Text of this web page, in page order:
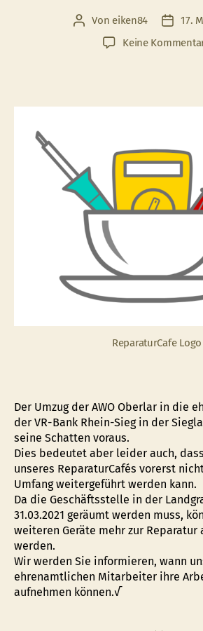
Beitragsautor
Von eiken84
17.
Keine
ReparaturCafe Logo
Der Umzug der AWO Oberlar in die
der VR-Bank Rhein-Sieg in der
seine Schatten voraus.
Dies bedeutet aber leider auch,
unseres ReparaturCafés vorerst
Umfang weitergeführt werden kann.
Da die Geschäftsstelle in der
31.03.2021 geräumt werden muss,
weiteren Geräte mehr zur Reparatur
werden.
Wir werden Sie informieren, wann
ehrenamtlichen Mitarbeiter ihre
aufnehmen können.√